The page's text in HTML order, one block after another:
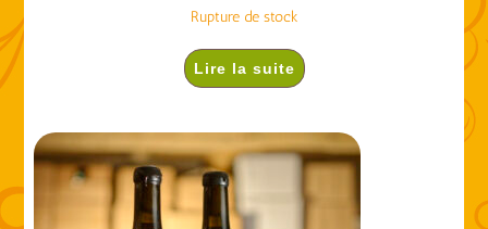
Rupture de stock
Lire la suite